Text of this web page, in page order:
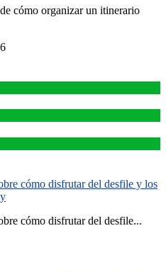
cómo organizar un itinerario
cómo disfrutar del desfile y los
cómo disfrutar del desfile...